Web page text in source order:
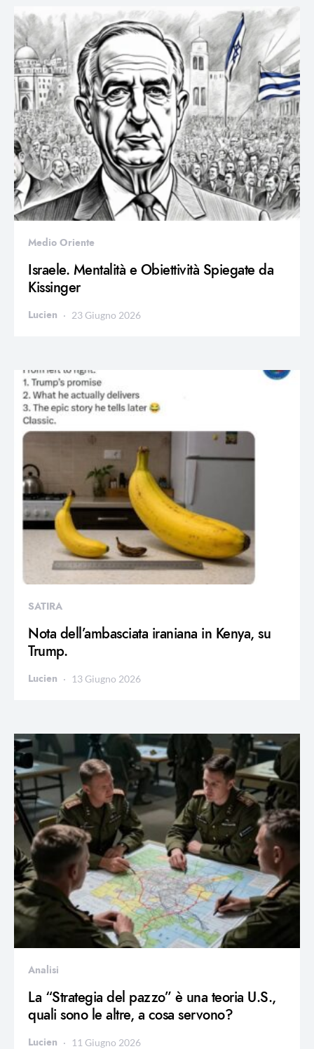
Medio Oriente
Israele. Mentalità e Obiettività Spiegate da
Kissinger
Lucien 23 Giugno 2026
SATIRA
Nota dell’ambasciata iraniana in Kenya, su
Trump.
Lucien 13 Giugno 2026
Analisi
La “Strategia del pazzo” è una teoria U.S.,
quali sono le altre, a cosa servono?
Lucien 11 Giugno 2026